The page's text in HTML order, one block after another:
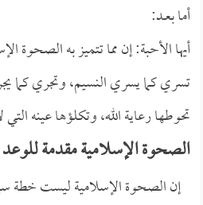
أما بعــد:
أيها الأحبة: إن مما تتميز به الصحوة
تسري كما يسري النسيم، وتجري كما
تحوطها رعاية الله، وتكلؤها عينه التي
الصحوة الإسلامية مقدمة للوعد
إن الصحوة الإسلامية ليست خطة